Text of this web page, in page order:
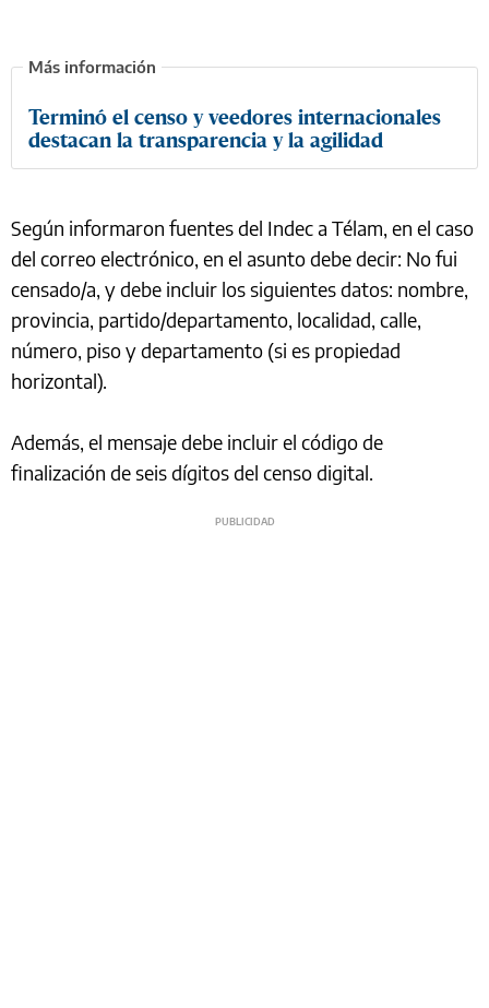
Terminó el censo y veedores internacionales
destacan la transparencia y la agilidad
Según informaron fuentes del Indec a Télam, en el caso
del correo electrónico, en el asunto debe decir: No fui
censado/a, y debe incluir los siguientes datos: nombre,
provincia, partido/departamento, localidad, calle,
número, piso y departamento (si es propiedad
horizontal).
Además, el mensaje debe incluir el código de
finalización de seis dígitos del censo digital.